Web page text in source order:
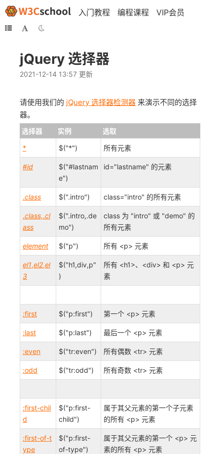
入门教程 编程课程 VIP会员
jQuery 选择器
2021-12-14 13:57 更新
请使用我们的 jQuery 选择器检测器 来演示不同的选择
器。
选择器 实例
选取
*
$("*") 所有元素
#id
$("#lastnam
e")
id="lastname" 的元素
.class $(".intro") class="intro" 的所有元素
.class,.cl
ass
$(".intro,.de
mo")
class 为 "intro" 或 "demo" 的
所有元素
element $("p") 所有 <p> 元素
el1,el2,el
3
$("h1,div,p"
)
所有 <h1>、<div> 和 <p> 元
素
:first $("p:first") 第一个 <p> 元素
:last $("p:last") 最后一个 <p> 元素
:even $("tr:even") 所有偶数 <tr> 元素
:odd $("tr:odd") 所有奇数 <tr> 元素
:first-chil
d
$("p:first-
child")
属于其父元素的第一个子元素
的所有 <p> 元素
:first-of-t
ype
$("p:first-
of-type")
属于其父元素的第一个 <p> 元
素的所有 <p> 元素